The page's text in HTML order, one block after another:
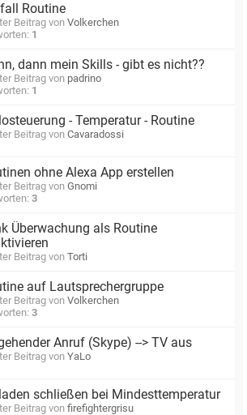
Routine
Beitrag von Volkerchen
1
dann mein Skills - gibt es nicht??
Beitrag von padrino
1
- Temperatur - Routine
Beitrag von Cavaradossi
ohne Alexa App erstellen
Beitrag von Gnomi
3
Überwachung als Routine
Beitrag von Torti
auf Lautsprechergruppe
Beitrag von Volkerchen
3
Anruf (Skype) --> TV aus
Beitrag von YaLo
schließen bei Mindesttemperatur
Beitrag von firefightergrisu